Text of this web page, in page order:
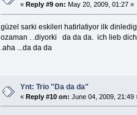
« Reply #9 on: May 20, 2009, 01:27 »
güzel sarki eskileri hatirlatiyor ilk
ozaman . .diyorki da da da. ich lieb
.aha ...da da da
Ynt: Trio "Da da da"
« Reply #10 on: June 04, 2009, 21:49